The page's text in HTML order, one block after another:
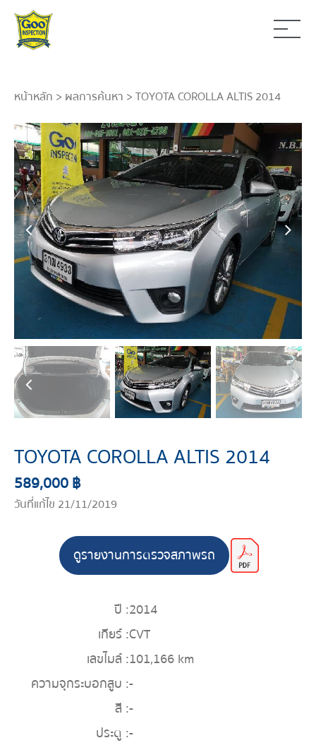
หน้าหลัก > ผลการค้นหา > TOYOTA COROLLA ALTIS 2014
TOYOTA COROLLA ALTIS 2014
589,000 ฿
วันที่แก้ไข 21/11/2019
ดูรายงานการตรวจสภาพรถ
ปี :2014
เกียร์ :CVT
เลขไมล์ :101,166 km
ความจุกระบอกสูบ :-
สี :-
ประตู :-